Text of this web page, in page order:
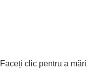
Faceți clic pentru a mări